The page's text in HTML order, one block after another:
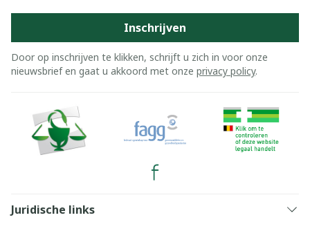
Inschrijven
Door op inschrijven te klikken, schrijft u zich in voor onze
nieuwsbrief en gaat u akkoord met onze privacy policy.
Juridische links